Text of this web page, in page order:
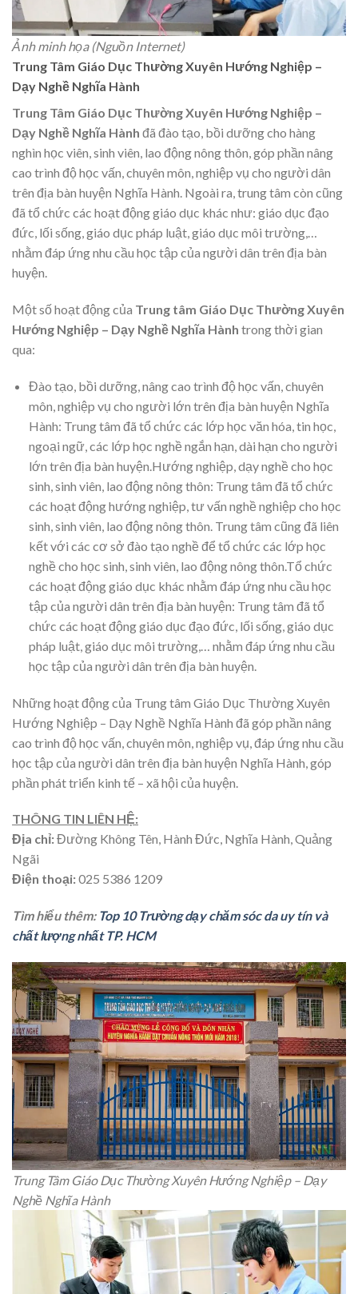
Ảnh minh họa (Nguồn Internet)
Trung Tâm Giáo Dục Thường Xuyên Hướng Nghiệp –
Dạy Nghề Nghĩa Hành
Trung Tâm Giáo Dục Thường Xuyên Hướng Nghiệp –
Dạy Nghề Nghĩa Hành đã đào tạo, bồi dưỡng cho hàng
nghìn học viên, sinh viên, lao động nông thôn, góp phần nâng
cao trình độ học vấn, chuyên môn, nghiệp vụ cho người dân
trên địa bàn huyện Nghĩa Hành. Ngoài ra, trung tâm còn cũng
đã tổ chức các hoạt động giáo dục khác như: giáo dục đạo
đức, lối sống, giáo dục pháp luật, giáo dục môi trường,…
nhằm đáp ứng nhu cầu học tập của người dân trên địa bàn
huyện.
Một số hoạt động của Trung tâm Giáo Dục Thường Xuyên
Hướng Nghiệp – Dạy Nghề Nghĩa Hành trong thời gian
qua:
Đào tạo, bồi dưỡng, nâng cao trình độ học vấn, chuyên
môn, nghiệp vụ cho người lớn trên địa bàn huyện Nghĩa
Hành: Trung tâm đã tổ chức các lớp học văn hóa, tin học,
ngoại ngữ, các lớp học nghề ngắn hạn, dài hạn cho người
lớn trên địa bàn huyện.Hướng nghiệp, dạy nghề cho học
sinh, sinh viên, lao động nông thôn: Trung tâm đã tổ chức
các hoạt động hướng nghiệp, tư vấn nghề nghiệp cho học
sinh, sinh viên, lao động nông thôn. Trung tâm cũng đã liên
kết với các cơ sở đào tạo nghề để tổ chức các lớp học
nghề cho học sinh, sinh viên, lao động nông thôn.Tổ chức
các hoạt động giáo dục khác nhằm đáp ứng nhu cầu học
tập của người dân trên địa bàn huyện: Trung tâm đã tổ
chức các hoạt động giáo dục đạo đức, lối sống, giáo dục
pháp luật, giáo dục môi trường,… nhằm đáp ứng nhu cầu
học tập của người dân trên địa bàn huyện.
Những hoạt động của Trung tâm Giáo Dục Thường Xuyên
Hướng Nghiệp – Dạy Nghề Nghĩa Hành đã góp phần nâng
cao trình độ học vấn, chuyên môn, nghiệp vụ, đáp ứng nhu cầu
học tập của người dân trên địa bàn huyện Nghĩa Hành, góp
phần phát triển kinh tế – xã hội của huyện.
THÔNG TIN LIÊN HỆ:
Địa chỉ:Đường Không Tên, Hành Đức, Nghĩa Hành, Quảng
Ngãi
Điện thoại:025 5386 1209
Tìm hiểu thêm: Top 10 Trường dạy chăm sóc da uy tín và
chất lượng nhất TP. HCM
Trung Tâm Giáo Dục Thường Xuyên Hướng Nghiệp – Dạy
Nghề Nghĩa Hành